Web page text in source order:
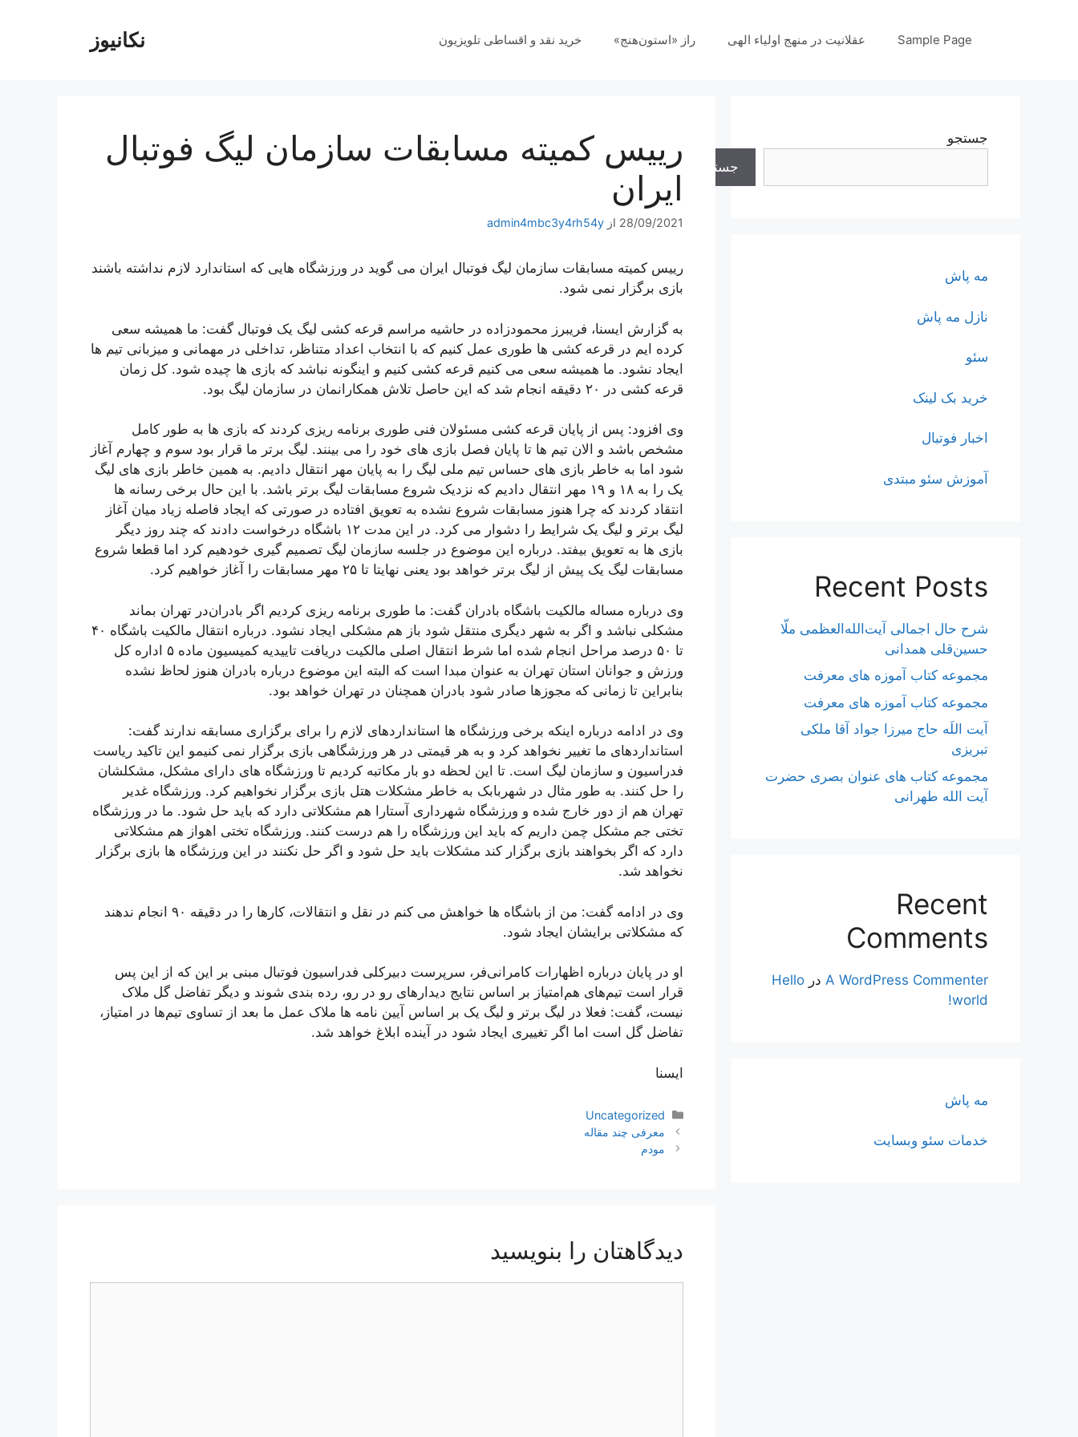
نکانیوز Sample Page عقلانیت در منهج اولیاء الهی راز «استون‌هنج» خرید نقد و اقساطی تلویزیون
رییس کمیته مسابقات سازمان لیگ فوتبال
ایران
28/09/2021 از admin4mbc3y4rh54y
رییس کمیته مسابقات سازمان لیگ فوتبال ایران می گوید در ورزشگاه هایی که استاندارد لازم نداشته باشند
بازی برگزار نمی شود.
به گزارش ایسنا، فریبرز محمودزاده در حاشیه مراسم قرعه کشی لیگ یک فوتبال گفت: ما همیشه سعی
کرده ایم در قرعه کشی ها طوری عمل کنیم که با انتخاب اعداد متناظر، تداخلی در مهمانی و میزبانی تیم ها
ایجاد نشود. ما همیشه سعی می کنیم قرعه کشی کنیم و اینگونه نباشد که بازی ها چیده شود. کل زمان
قرعه کشی در ۲۰ دقیقه انجام‌ شد که این حاصل تلاش همکارانمان در سازمان لیگ بود.
وی افزود: پس از پایان قرعه کشی مسئولان فنی طوری برنامه ریزی کردند که بازی ها به طور کامل
مشخص باشد و الان تیم ها تا پایان فصل بازی های خود را می بینند. لیگ برتر ما قرار بود سوم و چهارم آغاز
شود اما به خاطر بازی های حساس تیم ملی لیگ را به پایان مهر انتقال دادیم. به همین خاطر بازی های لیگ
یک را به ۱۸ و ۱۹ مهر انتقال دادیم که نزدیک شروع مسابقات لیگ برتر باشد. با این حال برخی رسانه ها
انتقاد کردند که چرا هنوز مسابقات شروع نشده به تعویق افتاده در صورتی که ایجاد فاصله زیاد میان آغاز
لیگ برتر و لیگ یک شرایط را دشوار می کرد. در این مدت ۱۲ باشگاه درخواست دادند که چند روز دیگر
بازی ها به تعویق بیفتد. درباره این موضوع در جلسه سازمان لیگ تصمیم گیری خودهیم کرد اما قطعا شروع
مسابقات لیگ یک پیش از لیگ برتر خواهد بود یعنی نهایتا تا ۲۵ مهر مسابقات را آغاز خواهیم کرد.
وی درباره مساله مالکیت باشگاه بادران گفت: ما طوری برنامه ریزی کردیم اگر بادران‌در تهران بماند
مشکلی نباشد و اگر به شهر دیگری منتقل شود باز هم مشکلی ایجاد نشود. درباره انتقال مالکیت باشگاه ۴۰
تا ۵۰ درصد مراحل انجام شده اما شرط انتقال اصلی مالکیت دریافت تاییدیه کمیسیون ماده ۵ اداره کل
ورزش و جوانان استان تهران به عنوان مبدا است که البته این موضوع درباره بادران هنوز لحاظ نشده
بنابراین تا زمانی که مجوزها صادر شود بادران همچنان در تهران خواهد بود.
وی در ادامه درباره اینکه برخی ورزشگاه ها استانداردهای لازم را برای برگزاری مسابقه ندارند گفت:
استانداردهای ما تغییر نخواهد کرد و به هر قیمتی در هر ورزشگاهی بازی برگزار نمی کنیمو این‌ تاکید ریاست
فدراسیون و سازمان لیگ است. تا این لحظه دو بار مکاتبه کردیم تا ورزشگاه های دارای مشکل، مشکلشان
را حل کنند. به طور مثال در شهربابک به خاطر مشکلات هتل بازی برگزار نخواهیم کرد. ورزشگاه غدیر
تهران هم از دور خارج شده و ورزشگاه شهرداری آستارا هم مشکلاتی دارد که باید حل شود. ما در ورزشگاه
تختی جم مشکل چمن داریم که باید این ورزشگاه را هم درست کنند. ورزشگاه تختی اهواز هم مشکلاتی
دارد که اگر بخواهند بازی برگزار کند مشکلات باید حل شود و اگر حل نکنند در این ورزشگاه ها بازی برگزار
نخواهد شد.
وی در ادامه گفت: من از باشگاه ها خواهش می کنم در نقل و انتقالات، کارها را در دقیقه ۹۰ انجام ندهند
که مشکلاتی برایشان ایجاد شود.
او در پایان درباره اظهارات کامرانی‌فر، سرپرست دبیرکلی فدراسیون فوتبال مبنی بر این که از این پس
قرار است تیم‌های هم‌امتیاز بر اساس نتایج دیدارهای رو در رو، رده بندی شوند و دیگر تفاضل گل ملاک
نیست، گفت: فعلا در لیگ برتر و لیگ یک بر اساس آیین نامه ها ملاک عمل ما بعد از تساوی تیم‌ها در امتیاز،
تفاضل گل است اما اگر تغییری ایجاد شود در آینده ابلاغ خواهد شد.
ایسنا
دسته‌ها
Uncategorized
ناوبری
نوشته‌ها
معرفی چند مقاله
مودم
دیدگاهتان را بنویسید
جستجو
جستجو
مه پاش
نازل مه پاش
سئو
خرید بک لینک
اخبار فوتبال
آموزش سئو مبتدی
Recent Posts
شرح حال اجمالی آیت‌الله‌العظمی ملّا
حسین‌قلی همدانی
مجموعه کتاب آموزه های معرفت
مجموعه کتاب آموزه های معرفت
آیت اللَه حاج میرزا جواد آقا ملکی
تبریزی
مجموعه کتاب های عنوان بصری حضرت
آیت الله طهرانی
Recent
Comments
A WordPress Commenter در Hello
world!
مه پاش
خدمات سئو وبسایت